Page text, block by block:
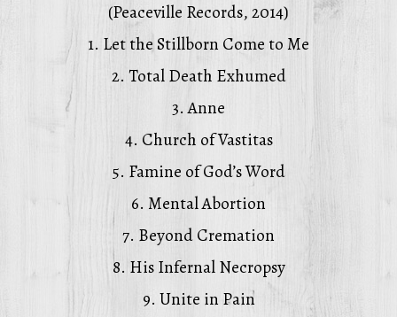
(Peaceville Records, 2014)
1. Let the Stillborn Come to Me
2. Total Death Exhumed
3. Anne
4. Church of Vastitas
5. Famine of God’s Word
6. Mental Abortion
7. Beyond Cremation
8. His Infernal Necropsy
9. Unite in Pain